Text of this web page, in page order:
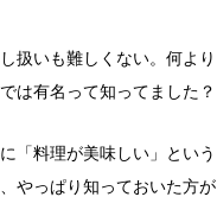
扱いも難しくない。何より
は有名って知ってました？
「料理が美味しい」という
やっぱり知っておいた方が